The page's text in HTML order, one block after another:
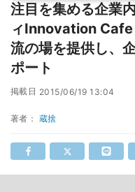
注目を集める企業
ィInnovation Cafe
流の場を提供し、
ポート
掲載日 2015/06/19 13:04
著者： 蔵捨